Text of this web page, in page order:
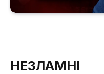
НЕЗЛАМНІ